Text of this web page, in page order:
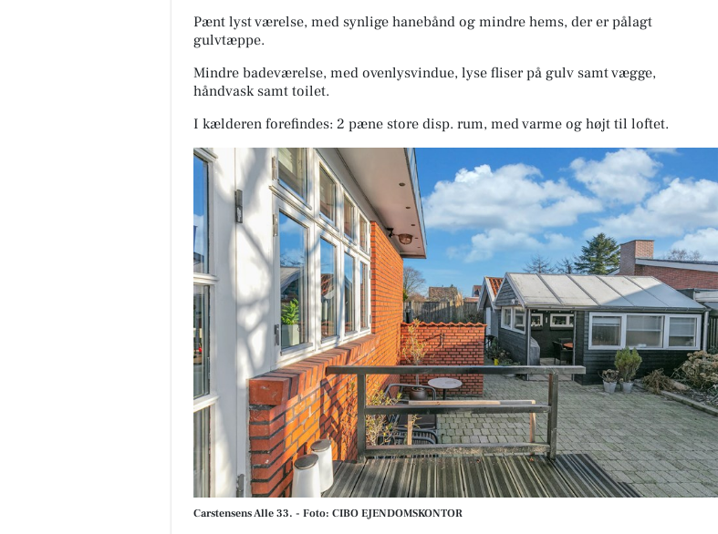
Pænt lyst værelse, med synlige hanebånd og mindre hems, der er pålagt
gulvtæppe.
Mindre badeværelse, med ovenlysvindue, lyse fliser på gulv samt vægge,
håndvask samt toilet.
I kælderen forefindes: 2 pæne store disp. rum, med varme og højt til loftet.
Carstensens Alle 33. - Foto: CIBO EJENDOMSKONTOR